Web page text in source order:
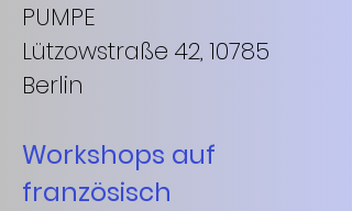
PUMPE
Lützowstraße 42, 10785
Berlin
Workshops auf
französisch